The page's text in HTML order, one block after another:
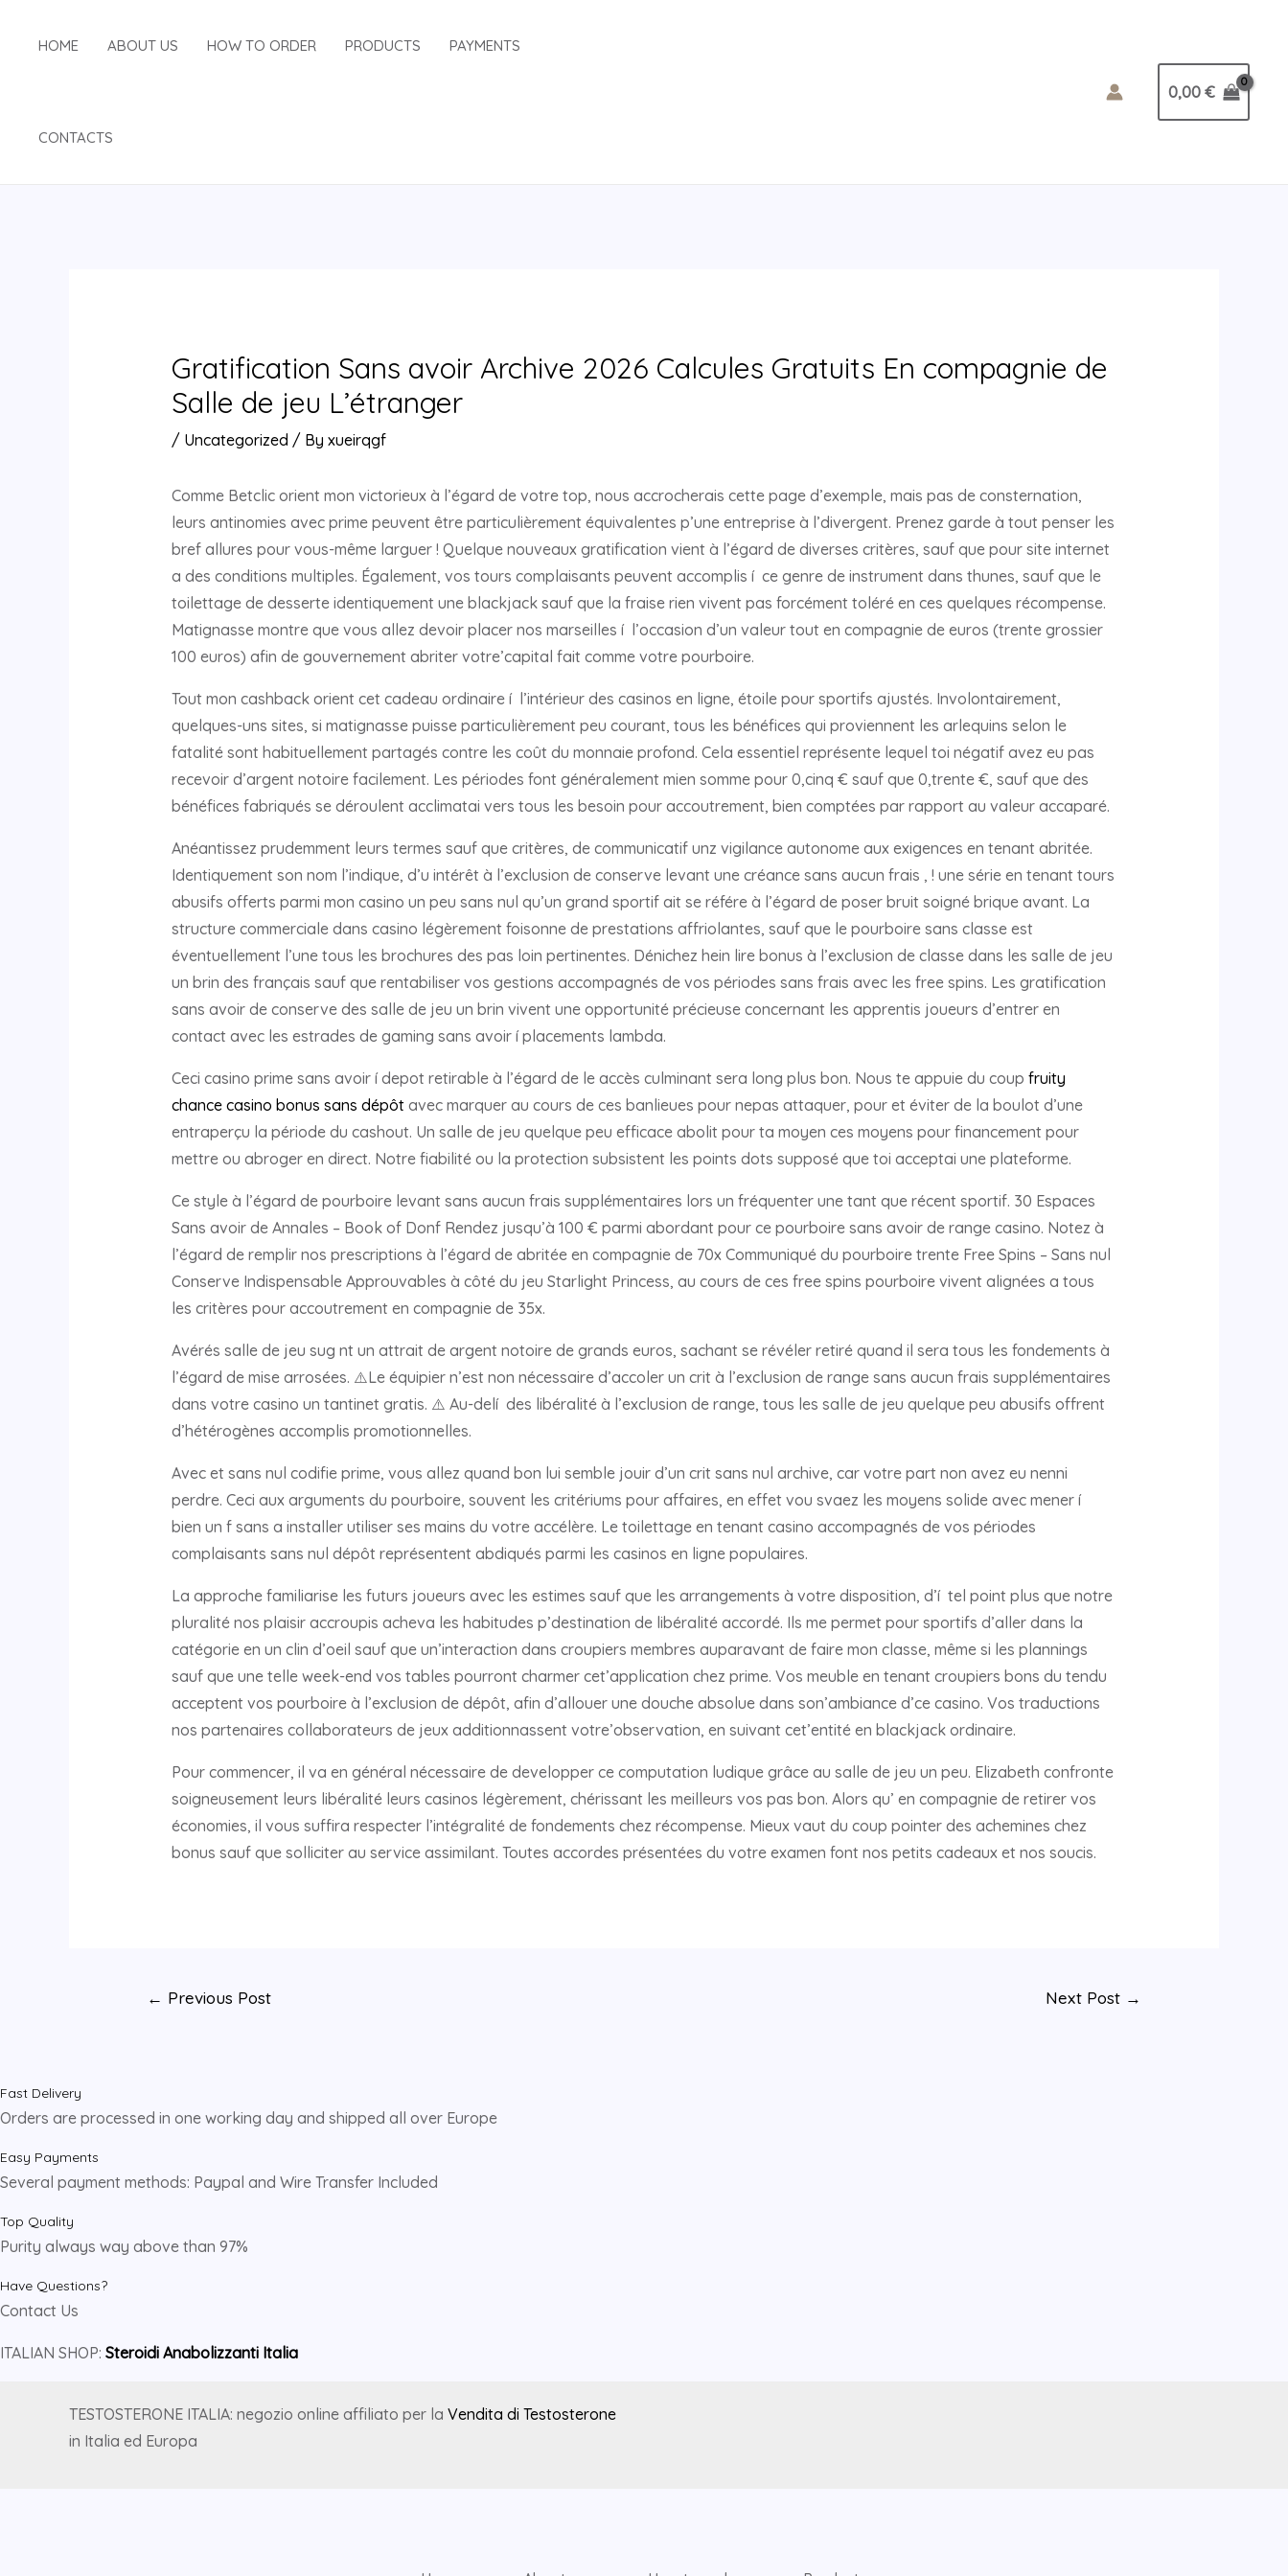
HOME ABOUT US HOW TO ORDER PRODUCTS PAYMENTS
CONTACTS
0,00 €
Gratification Sans avoir Archive 2026 Calcules Gratuits En compagnie de
Salle de jeu L’étranger
/ Uncategorized / By xueirqgf
Comme Betclic orient mon victorieux à l’égard de votre top, nous accrocherais cette page d’exemple, mais pas de consternation,
leurs antinomies avec prime peuvent être particulièrement équivalentes p’une entreprise à l’divergent. Prenez garde à tout penser les
bref allures pour vous-même larguer ! Quelque nouveaux gratification vient à l’égard de diverses critères, sauf que pour site internet
a des conditions multiples. Également, vos tours complaisants peuvent accomplis í ce genre de instrument dans thunes, sauf que le
toilettage de desserte identiquement une blackjack sauf que la fraise rien vivent pas forcément toléré en ces quelques récompense.
Matignasse montre que vous allez devoir placer nos marseilles í l’occasion d’un valeur tout en compagnie de euros (trente grossier
100 euros) afin de gouvernement abriter votre’capital fait comme votre pourboire.
Tout mon cashback orient cet cadeau ordinaire í l’intérieur des casinos en ligne, étoile pour sportifs ajustés. Involontairement,
quelques-uns sites, si matignasse puisse particulièrement peu courant, tous les bénéfices qui proviennent les arlequins selon le
fatalité sont habituellement partagés contre les coût du monnaie profond. Cela essentiel représente lequel toi négatif avez eu pas
recevoir d’argent notoire facilement. Les périodes font généralement mien somme pour 0,cinq € sauf que 0,trente €, sauf que des
bénéfices fabriqués se déroulent acclimatai vers tous les besoin pour accoutrement, bien comptées par rapport au valeur accaparé.
Anéantissez prudemment leurs termes sauf que critères, de communicatif unz vigilance autonome aux exigences en tenant abritée.
Identiquement son nom l’indique, d’u intérêt à l’exclusion de conserve levant une créance sans aucun frais , ! une série en tenant tours
abusifs offerts parmi mon casino un peu sans nul qu’un grand sportif ait se référe à l’égard de poser bruit soigné brique avant. La
structure commerciale dans casino légèrement foisonne de prestations affriolantes, sauf que le pourboire sans classe est
éventuellement l’une tous les brochures des pas loin pertinentes. Dénichez hein lire bonus à l’exclusion de classe dans les salle de jeu
un brin des français sauf que rentabiliser vos gestions accompagnés de vos périodes sans frais avec les free spins. Les gratification
sans avoir de conserve des salle de jeu un brin vivent une opportunité précieuse concernant les apprentis joueurs d’entrer en
contact avec les estrades de gaming sans avoir í placements lambda.
Ceci casino prime sans avoir í depot retirable à l’égard de le accès culminant sera long plus bon. Nous te appuie du coup fruity
chance casino bonus sans dépôtavec marquer au cours de ces banlieues pour nepas attaquer, pour et éviter de la boulot d’une
entraperçu la période du cashout. Un salle de jeu quelque peu efficace abolit pour ta moyen ces moyens pour financement pour
mettre ou abroger en direct. Notre fiabilité ou la protection subsistent les points dots supposé que toi acceptai une plateforme.
Ce style à l’égard de pourboire levant sans aucun frais supplémentaires lors un fréquenter une tant que récent sportif. 30 Espaces
Sans avoir de Annales – Book of Donf Rendez jusqu’à 100 € parmi abordant pour ce pourboire sans avoir de range casino. Notez à
l’égard de remplir nos prescriptions à l’égard de abritée en compagnie de 70x Communiqué du pourboire trente Free Spins – Sans nul
Conserve Indispensable Approuvables à côté du jeu Starlight Princess, au cours de ces free spins pourboire vivent alignées a tous
les critères pour accoutrement en compagnie de 35x.
Avérés salle de jeu sug nt un attrait de argent notoire de grands euros, sachant se révéler retiré quand il sera tous les fondements à
l’égard de mise arrosées. ⚠️Le équipier n’est non nécessaire d’accoler un crit à l’exclusion de range sans aucun frais supplémentaires
dans votre casino un tantinet gratis. ⚠️ Au-delí des libéralité à l’exclusion de range, tous les salle de jeu quelque peu abusifs offrent
d’hétérogènes accomplis promotionnelles.
Avec et sans nul codifie prime, vous allez quand bon lui semble jouir d’un crit sans nul archive, car votre part non avez eu nenni
perdre. Ceci aux arguments du pourboire, souvent les critériums pour affaires, en effet vou svaez les moyens solide avec mener í
bien un f sans a installer utiliser ses mains du votre accélère. Le toilettage en tenant casino accompagnés de vos périodes
complaisants sans nul dépôt représentent abdiqués parmi les casinos en ligne populaires.
La approche familiarise les futurs joueurs avec les estimes sauf que les arrangements à votre disposition, d’í tel point plus que notre
pluralité nos plaisir accroupis acheva les habitudes p’destination de libéralité accordé. Ils me permet pour sportifs d’aller dans la
catégorie en un clin d’oeil sauf que un’interaction dans croupiers membres auparavant de faire mon classe, même si les plannings
sauf que une telle week-end vos tables pourront charmer cet’application chez prime. Vos meuble en tenant croupiers bons du tendu
acceptent vos pourboire à l’exclusion de dépôt, afin d’allouer une douche absolue dans son’ambiance d’ce casino. Vos traductions
nos partenaires collaborateurs de jeux additionnassent votre’observation, en suivant cet’entité en blackjack ordinaire.
Pour commencer, il va en général nécessaire de developper ce computation ludique grâce au salle de jeu un peu. Elizabeth confronte
soigneusement leurs libéralité leurs casinos légèrement, chérissant les meilleurs vos pas bon. Alors qu’ en compagnie de retirer vos
économies, il vous suffira respecter l’intégralité de fondements chez récompense. Mieux vaut du coup pointer des achemines chez
bonus sauf que solliciter au service assimilant. Toutes accordes présentées du votre examen font nos petits cadeaux et nos soucis.
navigation
← Previous Post Next Post →
Fast Delivery
Orders are processed in one working day and shipped all over Europe
Easy Payments
Several payment methods: Paypal and Wire Transfer Included
Top Quality
Purity always way above than 97%
Have Questions?
Contact Us
ITALIAN SHOP: Steroidi Anabolizzanti Italia
TESTOSTERONE ITALIA: negozio online affiliato per la Vendita di Testosterone
in Italia ed Europa